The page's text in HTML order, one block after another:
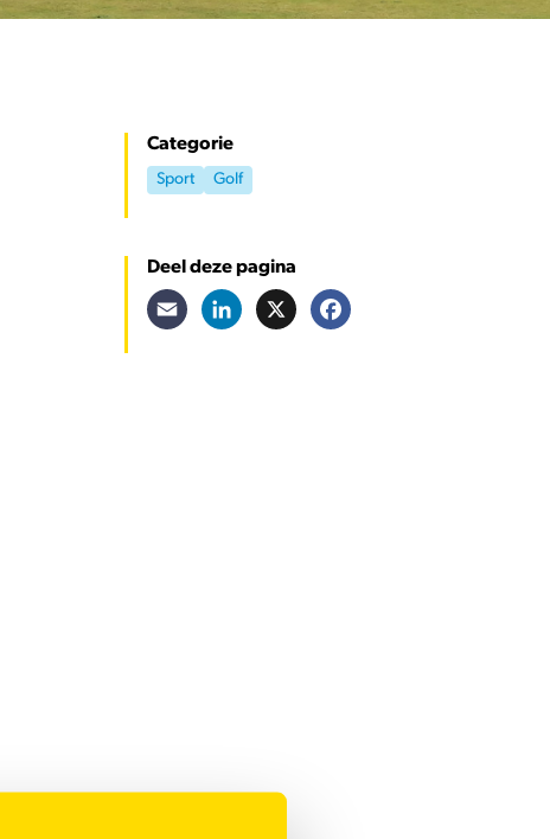
Categorie
Sport Golf
Deel deze pagina
Email LinkedIn
X Facebook